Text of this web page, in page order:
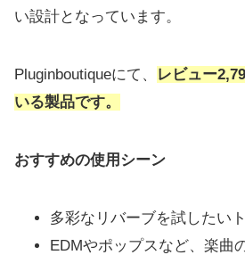
い設計となっています。
Pluginboutiqueにて、
レビュー
いる製品です。
おすすめの使用シーン
多彩なリバーブを試したい
EDMやポップスなど、楽曲